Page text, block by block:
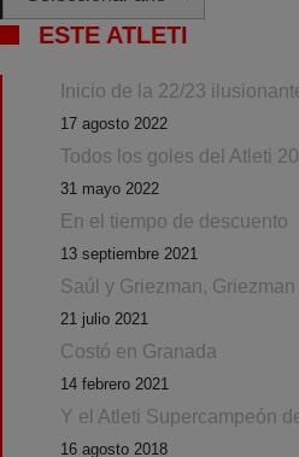
ESTE ATLETI
Inicio de la 22/23
17 agosto 2022
Todos los goles del Atleti
31 mayo 2022
En el tiempo de descuento
13 septiembre 2021
Saúl y Griezman, Griezman
21 julio 2021
Costó en Granada
14 febrero 2021
Y el Atleti Supercampeón
16 agosto 2018